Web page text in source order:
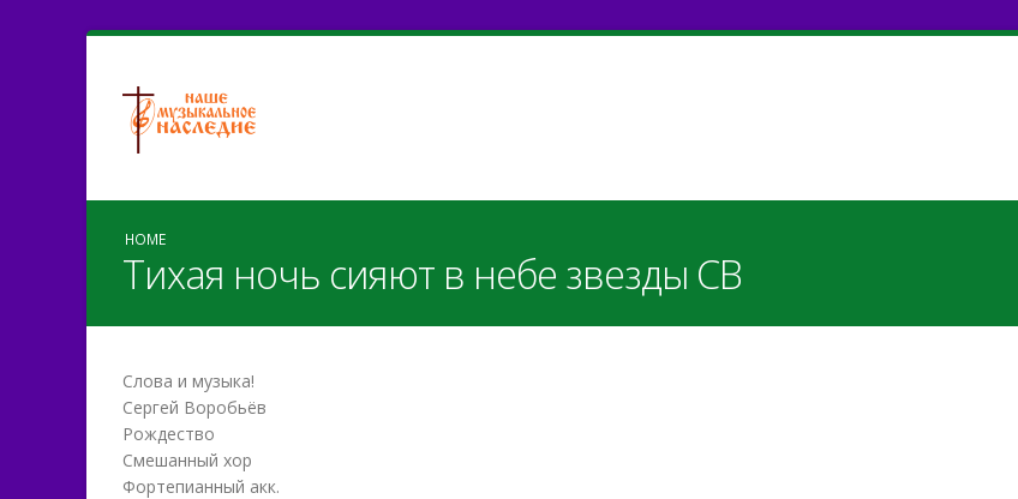
HOME
Тихая ночь сияют в небе звезды СВ
Слова и музыка!
Сергей Воробьёв
Рождество
Смешанный хор
Фортепианный акк.